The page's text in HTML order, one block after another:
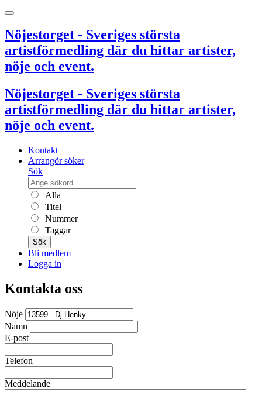
Nöjestorget - Sveriges största
artistförmedling där du hittar artister,
nöje och event.
Nöjestorget - Sveriges största
artistförmedling där du hittar artister,
nöje och event.
Kontakt
Arrangör söker
Sök
Alla
Titel
Nummer
Taggar
Sök
Bli medlem
Logga in
Kontakta oss
Nöje
Namn
E-post
Telefon
Meddelande